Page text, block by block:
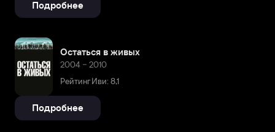
Подробнее
Остаться в живых
2004 – 2010
Рейтинг Иви: 8,1
Подробнее